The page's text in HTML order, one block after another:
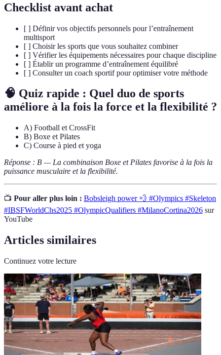
Checklist avant achat
[ ] Définir vos objectifs personnels pour l’entraînement
multisport
[ ] Choisir les sports que vous souhaitez combiner
[ ] Vérifier les équipements nécessaires pour chaque discipline
[ ] Établir un programme d’entraînement équilibré
[ ] Consulter un coach sportif pour optimiser votre méthode
🧠 Quiz rapide : Quel duo de sports
améliore à la fois la force et la flexibilité ?
A) Football et CrossFit
B) Boxe et Pilates
C) Course à pied et yoga
Réponse : B — La combinaison Boxe et Pilates favorise à la fois la
puissance musculaire et la flexibilité.
📺 Pour aller plus loin : Bobsleigh power 💨 #Olympics #Skeleton
#IBSFWorldChs2025 #OlympicQualifiers #MilanoCortina2026 sur
YouTube
Articles similaires
Continuez votre lecture